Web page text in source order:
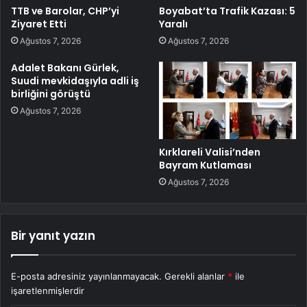
TTB ve Barolar, CHP’yi
Ziyaret Etti
Ağustos 7, 2026
Boyabat’ta Trafik Kazası: 5
Yaralı
Ağustos 7, 2026
Adalet Bakanı Gürlek,
Suudi mevkidaşıyla adli iş
birliğini görüştü
Ağustos 7, 2026
Kırklareli Valisi’nden
Bayram Kutlaması
Ağustos 7, 2026
Bir yanıt yazın
E-posta adresiniz yayınlanmayacak. Gerekli alanlar * ile
işaretlenmişlerdir